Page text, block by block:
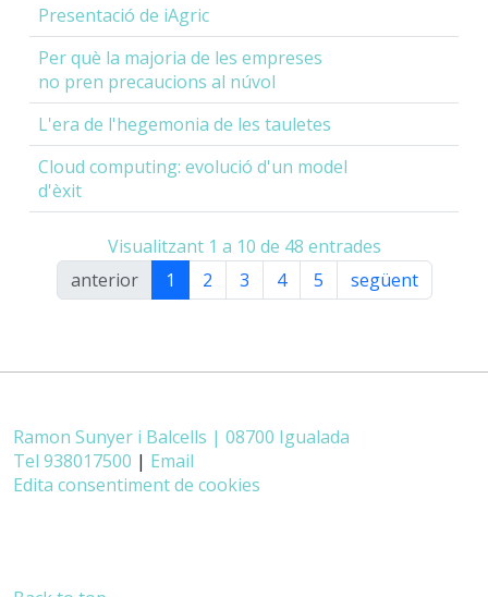
Presentació de iAgric
Per què la majoria de les empreses
no pren precaucions al núvol
L'era de l'hegemonia de les tauletes
Cloud computing: evolució d'un model
d'èxit
Visualitzant 1 a 10 de 48 entrades
anterior
1 2 3 4 5 següent
Ramon Sunyer i Balcells | 08700 Igualada
Tel 938017500 | Email
Edita consentiment de cookies